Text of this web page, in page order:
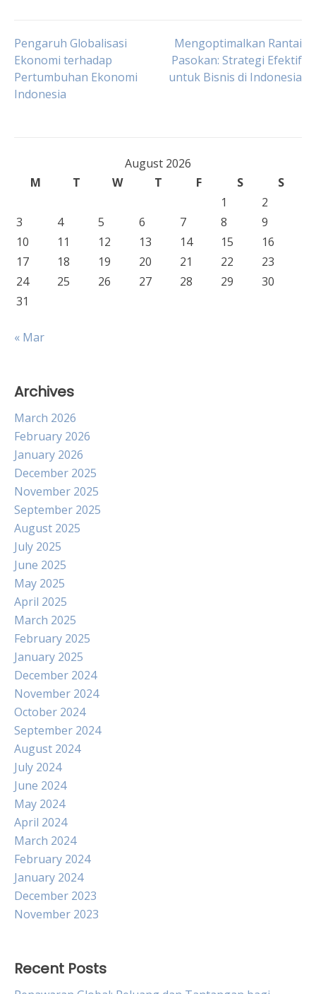
Post
navigation
Pengaruh Globalisasi
Ekonomi terhadap
Pertumbuhan Ekonomi
Indonesia
Mengoptimalkan Rantai
Pasokan: Strategi Efektif
untuk Bisnis di Indonesia
August 2026
M
T W T F S
S
1
2
3
4 5 6 7 8
9
10
11 12 13 14 15
16
17
18 19 20 21 22
23
24
25 26 27 28 29
30
31
« Mar
Archives
March 2026
February 2026
January 2026
December 2025
November 2025
September 2025
August 2025
July 2025
June 2025
May 2025
April 2025
March 2025
February 2025
January 2025
December 2024
November 2024
October 2024
September 2024
August 2024
July 2024
June 2024
May 2024
April 2024
March 2024
February 2024
January 2024
December 2023
November 2023
Recent Posts